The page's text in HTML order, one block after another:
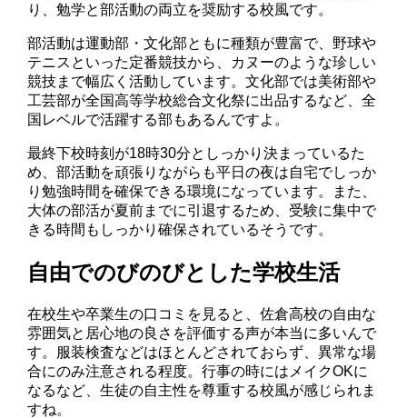
り、勉学と部活動の両立を奨励する校風です。
部活動は運動部・文化部ともに種類が豊富で、野球や
テニスといった定番競技から、カヌーのような珍しい
競技まで幅広く活動しています。文化部では美術部や
工芸部が全国高等学校総合文化祭に出品するなど、全
国レベルで活躍する部もあるんですよ。
最終下校時刻が18時30分としっかり決まっているた
め、部活動を頑張りながらも平日の夜は自宅でしっか
り勉強時間を確保できる環境になっています。また、
大体の部活が夏前までに引退するため、受験に集中で
きる時間もしっかり確保されているそうです。
自由でのびのびとした学校生活
在校生や卒業生の口コミを見ると、佐倉高校の自由な
雰囲気と居心地の良さを評価する声が本当に多いんで
す。服装検査などはほとんどされておらず、異常な場
合にのみ注意される程度。行事の時にはメイクOKに
なるなど、生徒の自主性を尊重する校風が感じられま
すね。